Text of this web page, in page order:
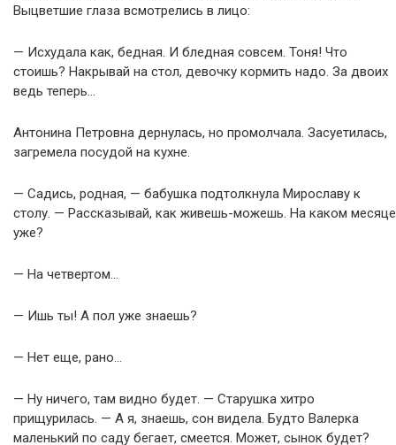
Выцветшие глаза всмотрелись в лицо:
— Исхудала как, бедная. И бледная совсем. Тоня! Что
стоишь? Накрывай на стол, девочку кормить надо. За двоих
ведь теперь…
Антонина Петровна дернулась, но промолчала. Засуетилась,
загремела посудой на кухне.
— Садись, родная, — бабушка подтолкнула Мирославу к
столу. — Рассказывай, как живешь-можешь. На каком месяце
уже?
— На четвертом…
— Ишь ты! А пол уже знаешь?
— Нет еще, рано…
— Ну ничего, там видно будет. — Старушка хитро
прищурилась. — А я, знаешь, сон видела. Будто Валерка
маленький по саду бегает, смеется. Может, сынок будет?